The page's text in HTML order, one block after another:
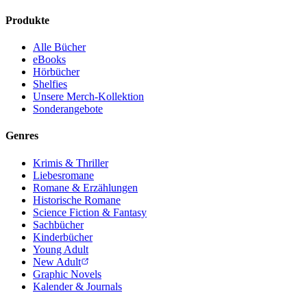
Produkte
Alle Bücher
eBooks
Hörbücher
Shelfies
Unsere Merch-Kollektion
Sonderangebote
Genres
Krimis & Thriller
Liebesromane
Romane & Erzählungen
Historische Romane
Science Fiction & Fantasy
Sachbücher
Kinderbücher
Young Adult
New Adult
Graphic Novels
Kalender & Journals